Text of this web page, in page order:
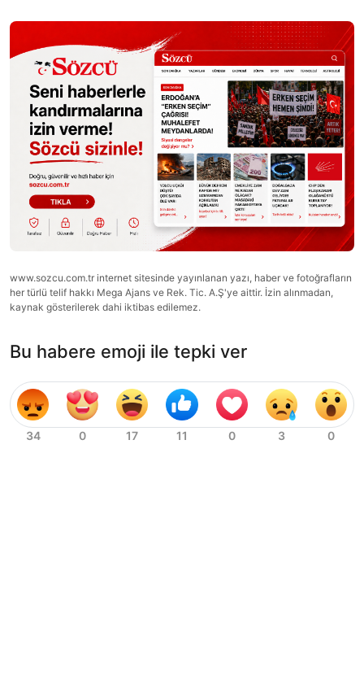
www.sozcu.com.tr internet sitesinde yayınlanan yazı, haber ve fotoğrafların
her türlü telif hakkı Mega Ajans ve Rek. Tic. A.Ş'ye aittir. İzin alınmadan,
kaynak gösterilerek dahi iktibas edilemez.
Bu habere emoji ile tepki ver